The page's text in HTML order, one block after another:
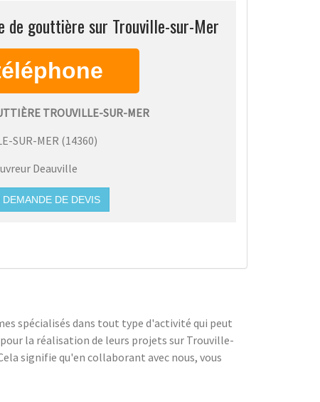
de gouttière sur Trouville-sur-Mer
TROUVILLE-SUR-MER
SUR-MER (14360)
Deauville
DE DEVIS
spécialisés dans tout type d'activité qui peut
la réalisation de leurs projets sur Trouville-
signifie qu'en collaborant avec nous, vous